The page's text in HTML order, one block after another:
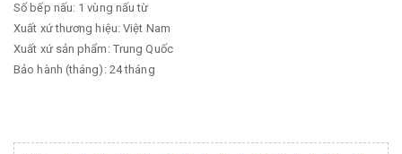
Số bếp nấu: 1 vùng nấu từ
Xuất xứ thương hiệu: Việt Nam
Xuất xứ sản phẩm: Trung Quốc
Bảo hành (tháng): 24 tháng